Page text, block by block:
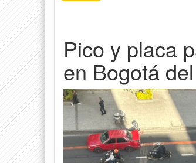
Pico y placa
en Bogotá